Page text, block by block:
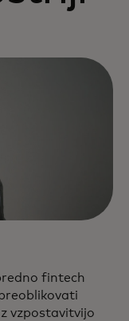
fintech
vzpostavitvijo